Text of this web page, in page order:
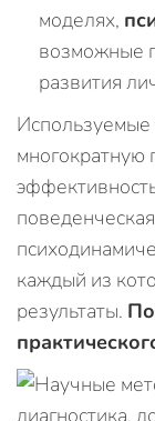
моделях,
возможные
развития
многократную
каждый из
результаты.